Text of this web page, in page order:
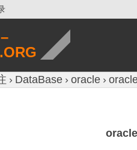
种猎奇八卦。
DataBase oracle